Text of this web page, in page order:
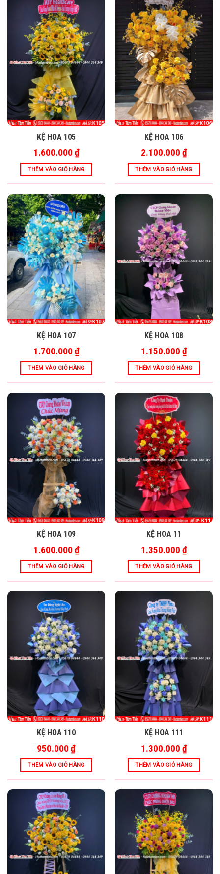
KỆ HOA 105
1.600.000 ₫
THÊM VÀO GIỎ HÀNG
KỆ HOA 106
2.100.000 ₫
THÊM VÀO GIỎ HÀNG
KỆ HOA 107
1.700.000 ₫
THÊM VÀO GIỎ HÀNG
KỆ HOA 108
1.150.000 ₫
THÊM VÀO GIỎ HÀNG
KỆ HOA 109
1.600.000 ₫
THÊM VÀO GIỎ HÀNG
KỆ HOA 11
1.350.000 ₫
THÊM VÀO GIỎ HÀNG
KỆ HOA 110
950.000 ₫
THÊM VÀO GIỎ HÀNG
KỆ HOA 111
1.300.000 ₫
THÊM VÀO GIỎ HÀNG